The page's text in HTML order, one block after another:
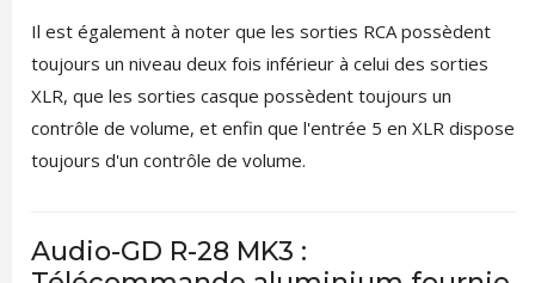
Il est également à noter que les sorties RCA possèdent
toujours un niveau deux fois inférieur à celui des sorties
XLR, que les sorties casque possèdent toujours un
contrôle de volume, et enfin que l'entrée 5 en XLR dispose
toujours d'un contrôle de volume.
Audio-GD R-28 MK3 :